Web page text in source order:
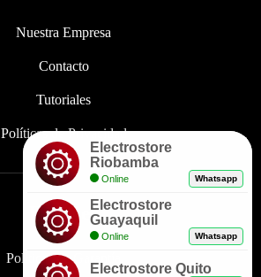
Nuestra Empresa
Contacto
Tutoriales
Políticas de Privacidad
Enlaces
Políticas de Garantía
Electrostore
Riobamba
Online Whatsapp
Electrostore
Guayaquil
Online Whatsapp
Electrostore Quito